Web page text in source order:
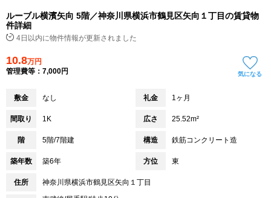
TOP
ルーブル横濱矢向 5階／神奈川県横浜市鶴見区矢向１丁目の賃貸物
件詳細
4日以内に物件情報が更新されました
10.8万円
管理費等：7,000円
気になる
敷金 なし 礼金 1ヶ月
間取り 1K 広さ 25.52m²
階 5階/7階建 構造 鉄筋コンクリート造
築年数 築6年 方位 東
住所 神奈川県横浜市鶴見区矢向１丁目